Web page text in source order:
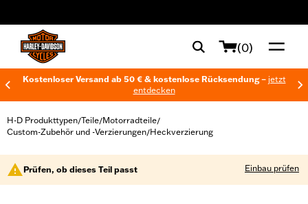
(0)
Kostenloser Versand ab 50 € & kostenlose Rücksendung – jetzt
entdecken
H-D Produkttypen/Teile/Motorradteile/
Custom-Zubehör und -Verzierungen/Heckverzierung
Prüfen, ob dieses Teil passt Einbau prüfen